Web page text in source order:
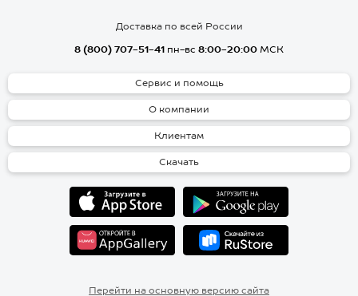
Доставка по всей России
8 (800) 707-51-41 пн-вс 8:00-20:00 МСК
Сервис и помощь
О компании
Клиентам
Скачать
Перейти на основную версию сайта